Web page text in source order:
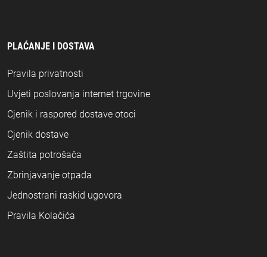
PLAĆANJE I DOSTAVA
Pravila privatnosti
Uvjeti poslovanja internet trgovine
Cjenik i raspored dostave otoci
Cjenik dostave
Zaštita potrošača
Zbrinjavanje otpada
Jednostrani raskid ugovora
Pravila Kolačića